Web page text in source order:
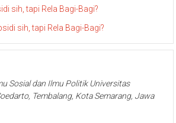
sih, tapi Rela Bagi-Bagi?
sih, tapi Rela Bagi-Bagi?
Sosial dan Ilmu Politik Universitas
Tembalang, Kota Semarang, Jawa